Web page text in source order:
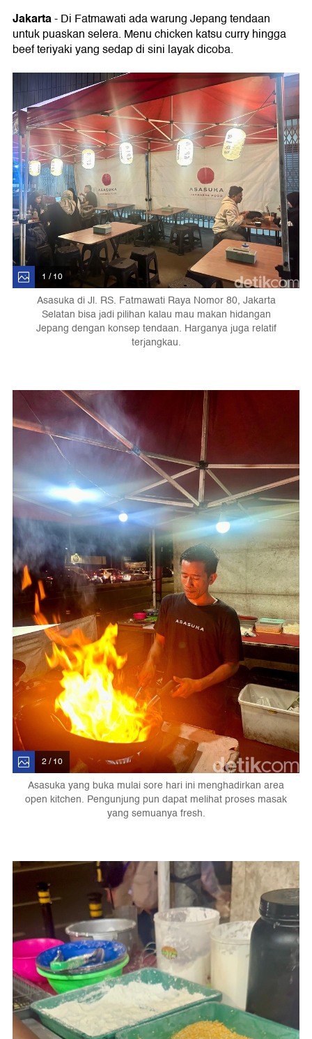
Jakarta- Di Fatmawati ada warung Jepang tendaan
untuk puaskan selera. Menu chicken katsu curry hingga
beef teriyaki yang sedap di sini layak dicoba.
1 / 10
Asasuka di Jl. RS. Fatmawati Raya Nomor 80, Jakarta
Selatan bisa jadi pilihan kalau mau makan hidangan
Jepang dengan konsep tendaan. Harganya juga relatif
terjangkau.
2 / 10
Asasuka yang buka mulai sore hari ini menghadirkan area
open kitchen. Pengunjung pun dapat melihat proses masak
yang semuanya fresh.